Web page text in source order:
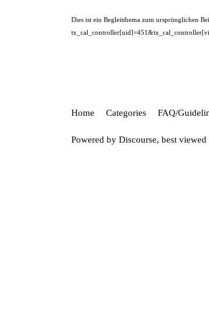
Dies ist ein Begleitthema zum ursprünglichen
Home Categories FAQ/
Powered by Discourse, best